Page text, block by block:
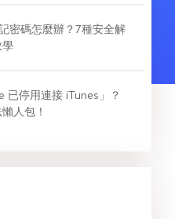
密碼怎麼辦？7種安全解
學
已停用連接 iTunes」？
人包！